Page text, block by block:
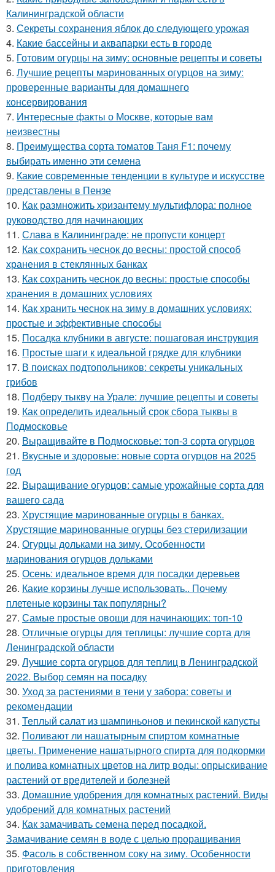
Калининградской области
3. Секреты сохранения яблок до следующего урожая
4. Какие бассейны и аквапарки есть в городе
5. Готовим огурцы на зиму: основные рецепты и советы
6. Лучшие рецепты маринованных огурцов на зиму:
проверенные варианты для домашнего
консервирования
7. Интересные факты о Москве, которые вам
неизвестны
8. Преимущества сорта томатов Таня F1: почему
выбирать именно эти семена
9. Какие современные тенденции в культуре и искусстве
представлены в Пензе
10. Как размножить хризантему мультифлора: полное
руководство для начинающих
11. Слава в Калининграде: не пропусти концерт
12. Как сохранить чеснок до весны: простой способ
хранения в стеклянных банках
13. Как сохранить чеснок до весны: простые способы
хранения в домашних условиях
14. Как хранить чеснок на зиму в домашних условиях:
простые и эффективные способы
15. Посадка клубники в августе: пошаговая инструкция
16. Простые шаги к идеальной грядке для клубники
17. В поисках подтопольников: секреты уникальных
грибов
18. Подберу тыкву на Урале: лучшие рецепты и советы
19. Как определить идеальный срок сбора тыквы в
Подмосковье
20. Выращивайте в Подмосковье: топ-3 сорта огурцов
21. Вкусные и здоровые: новые сорта огурцов на 2025
год
22. Выращивание огурцов: самые урожайные сорта для
вашего сада
23. Хрустящие маринованные огурцы в банках.
Хрустящие маринованные огурцы без стерилизации
24. Огурцы дольками на зиму. Особенности
маринования огурцов дольками
25. Осень: идеальное время для посадки деревьев
26. Какие корзины лучше использовать.. Почему
плетеные корзины так популярны?
27. Самые простые овощи для начинающих: топ-10
28. Отличные огурцы для теплицы: лучшие сорта для
Ленинградской области
29. Лучшие сорта огурцов для теплиц в Ленинградской
2022. Выбор семян на посадку
30. Уход за растениями в тени у забора: советы и
рекомендации
31. Теплый салат из шампиньонов и пекинской капусты
32. Поливают ли нашатырным спиртом комнатные
цветы. Применение нашатырного спирта для подкормки
и полива комнатных цветов на литр воды: опрыскивание
растений от вредителей и болезней
33. Домашние удобрения для комнатных растений. Виды
удобрений для комнатных растений
34. Как замачивать семена перед посадкой.
Замачивание семян в воде с целью проращивания
35. Фасоль в собственном соку на зиму. Особенности
приготовления